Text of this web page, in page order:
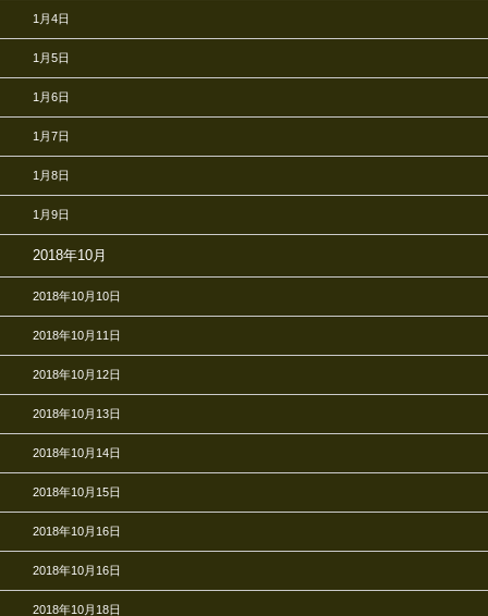
1月4日
1月5日
1月6日
1月7日
1月8日
1月9日
2018年10月
2018年10月10日
2018年10月11日
2018年10月12日
2018年10月13日
2018年10月14日
2018年10月15日
2018年10月16日
2018年10月16日
2018年10月18日